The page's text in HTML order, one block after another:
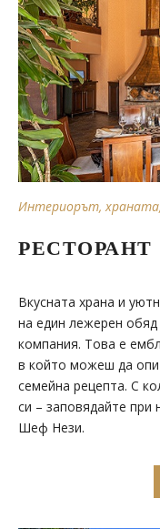
Интериорът,
РЕСТОРАНТ
Вкусната храна и
на един лежерен
компания. Това е
в който можеш да
семейна рецепта. С
си – заповядайте при
Шеф Нези.